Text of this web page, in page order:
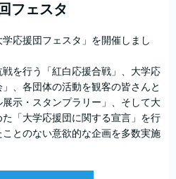
フェスタ
応援団フェスタ」を開催しまし
を行う「紅白応援合戦」、大学応
、各団体の活動を観客の皆さんと
示・スタンプラリー」、そして大
「大学応援団に関する宣言」を行
とのない意欲的な企画を多数実施